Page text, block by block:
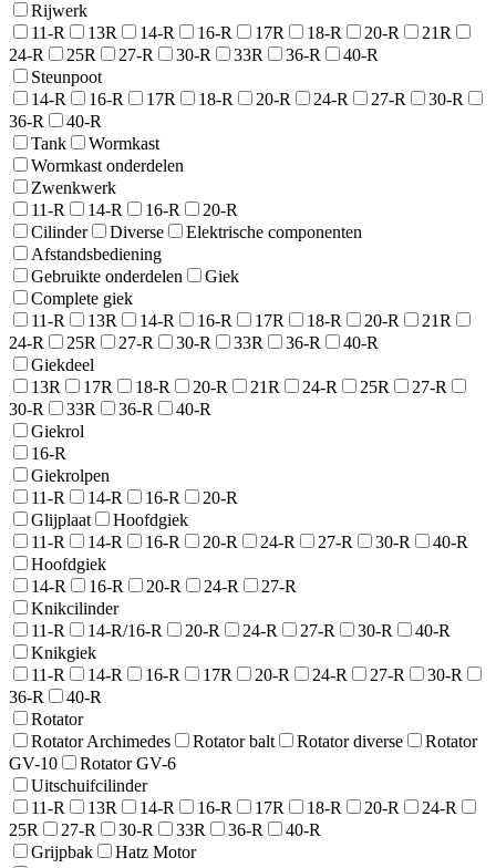
Rijwerk
11-R
13R 14-R 16-R 17R 18-R 20-R
21R
24-R
25R 27-R 30-R 33R 36-R
40-R
Steunpoot
14-R
16-R 17R 18-R 20-R 24-R 27-R
30-R
36-R
40-R
Tank
Wormkast
Wormkast onderdelen
Zwenkwerk
11-R
14-R 16-R
20-R
Cilinder
Diverse
Elektrische componenten
Afstandsbediening
Gebruikte onderdelen
Giek
Complete giek
11-R
13R 14-R 16-R 17R 18-R 20-R
21R
24-R
25R 27-R 30-R 33R 36-R
40-R
Giekdeel
13R
17R 18-R 20-R 21R 24-R 25R
27-R
30-R
33R 36-R
40-R
Giekrol
16-R
Giekrolpen
11-R
14-R 16-R
20-R
Glijplaat
Hoofdgiek
11-R
14-R 16-R 20-R 24-R 27-R 30-R
40-R
Hoofdgiek
14-R
16-R 20-R 24-R
27-R
Knikcilinder
11-R
14-R/16-R 20-R 24-R 27-R 30-R
40-R
Knikgiek
11-R
14-R 16-R 17R 20-R 24-R 27-R
30-R
36-R
40-R
Rotator
Rotator Archimedes
Rotator balt Rotator diverse
Rotator
GV-10
Rotator GV-6
Uitschuifcilinder
11-R
13R 14-R 16-R 17R 18-R 20-R
24-R
25R
27-R 30-R 33R 36-R
40-R
Grijpbak
Hatz Motor